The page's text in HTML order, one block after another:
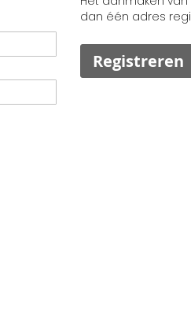
dan één adres
Registreren